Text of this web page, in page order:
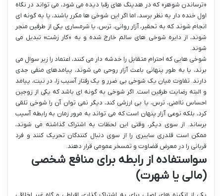
«ترساندن شوهر» که در هدینگ های رقبا دیده می شود، می تواند در نگاه
اول خنده دار به نظر برسد، اما اگر این شوخی ها مکرر باشند، یا به گونه ای
انجام شوند که به تحقیر، آزار روانی، ترس، یا شرمساری یکی از طرفین منجر
شوند، از دایره شوخی های سالم خارج شده و به «کار زشت» تبدیل می
شوند.
شوخی هایی که احترام متقابل را خدشه دار می کنند، اعتماد را زیر سوال می
برند، یا به طور پنهانی باعث آزار روحی می شوند، پیامدهای منفی جدی
دارند. تفاوت میان یک شوخی بی ضرر و یک رفتار آسیب زا، در نیت، پیامد
و البته رضایت طرفین است. اگر شوخی به گونه ای باشد که یکی از زوجین
احساس ناامنی، ترس، یا بی ارزشی کند، دیگر نمی توان آن را شوخی تلقی
کرد، بلکه نوعی آزار پنهان است که می تواند به مرور زمان به رابطه آسیب
برساند. از سوی دیگر، وقتی این لحظات به اشتراک گذاشته می شوند،
ممکن است قلدری سایبری را از سوی دنبال کنندگان تحریک کنند و فرد
قربانی را در معرض قضاوت و تمسخر عمومی قرار دهند.
سواستفاده از رابطه برای منافع شخصی
(مالی یا شهرت)